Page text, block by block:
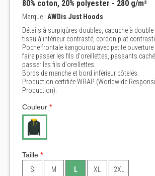
80% coton, 20% polyester - 280 g/m²
Marque : AWDis Just Hoods
Détails à surpiqûres doubles, capuche à
tissu à intérieur contrasté, cordon plat
Poche frontale kangourou avec petite ouverture
faire passer les fils d'oreillettes, passants
passer les fils d'oreillettes.
Bords de manche et bord inférieur côtelés.
Production certifiée WRAP (Worldwide
Production).
Couleur *
Taille *
S
M L XL
2XL